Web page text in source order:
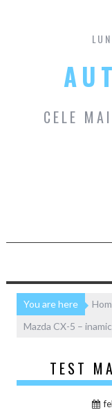
CELE
You are here
Mazda CX-5 –
TEST